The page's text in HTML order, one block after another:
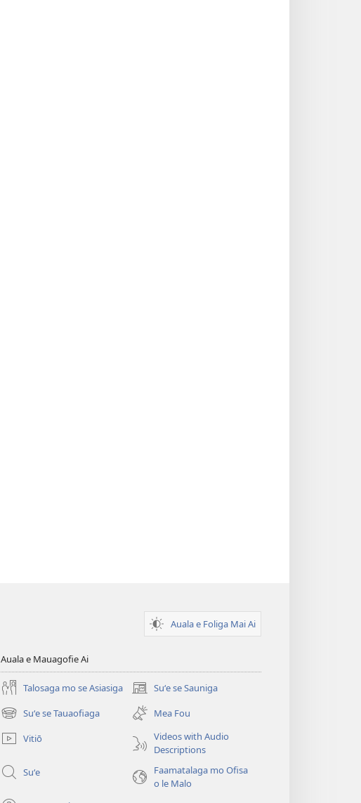
Auala e Foliga Mai Ai
Auala e Mauagofie Ai
Talosaga mo se Asiasiga Suʻe se Sauniga
(tatala
se
isi
polokalame)
Suʻe se Tauaofiaga
(tatala
se
isi
Mea Fou
Vitiō
Videos with Audio
Descriptions
Suʻe
Faamatalaga mo Ofisa
o le Malo